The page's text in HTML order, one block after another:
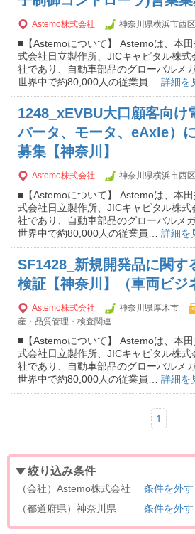
Astemo株式会社 神奈川県横浜市西区
■【Astemoについて】 Astemoは、本
式会社日立製作所、JICキャピタル株
社であり、自動車部品のグローバルメ
世界中で約80,000人の従業員… 詳細を
1248_xEVBU大口顧客向け
バータ、モータ、eAxle）
募集【神奈川】
Astemo株式会社 神奈川県横浜市西区
■【Astemoについて】 Astemoは、本
式会社日立製作所、JICキャピタル株
社であり、自動車部品のグローバルメ
世界中で約80,000人の従業員… 詳細を
SF1428_新規開発品に関す
検証【神奈川】（車両ビジ
Astemo株式会社 神奈川県厚木市
産・品質管理・検査関連
■【Astemoについて】 Astemoは、本
式会社日立製作所、JICキャピタル株
社であり、自動車部品のグローバルメ
世界中で約80,000人の従業員… 詳細を
1
絞り込み条件
（会社）Astemo株式会社
条件を外す
（都道府県）神奈川県
条件を外す